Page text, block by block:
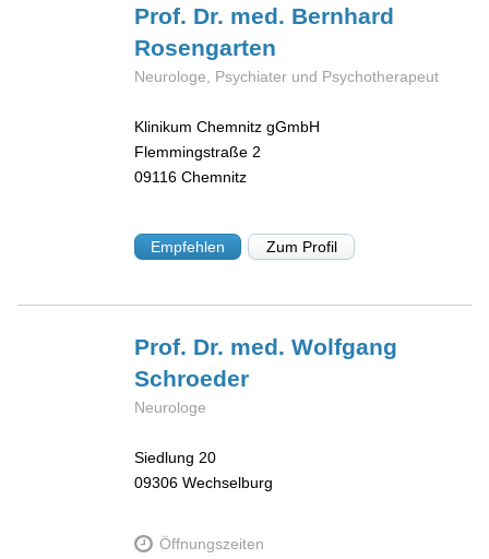
Prof. Dr. med. Bernhard
Rosengarten
Neurologe, Psychiater und Psychotherapeut
Klinikum Chemnitz gGmbH
Flemmingstraße 2
09116 Chemnitz
Empfehlen Zum Profil
Prof. Dr. med. Wolfgang
Schroeder
Neurologe
Siedlung 20
09306 Wechselburg
Öffnungszeiten